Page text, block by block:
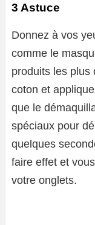
3 Astuce
Donnez à vos
comme le
produits les plus
coton et
que le
spéciaux pour
quelques
faire effet et
votre onglets.